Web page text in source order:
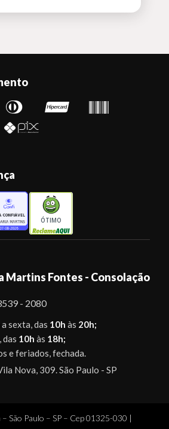
ÓTIMO
Martins Fontes - Consolação
- 2080
sexta, das 10h às 20h;
das 10h às 18h;
e feriados, fechada.
Nova, 309. São Paulo - SP
São Paulo – SP – Cep 01325-030 |